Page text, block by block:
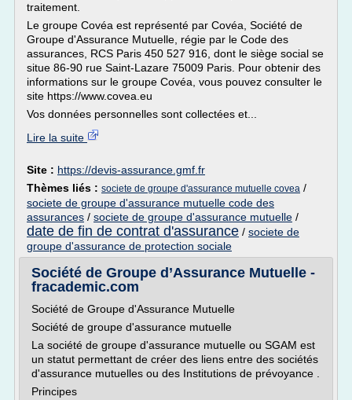
traitement.
Le groupe Covéa est représenté par Covéa, Société de
Groupe d'Assurance Mutuelle, régie par le Code des
assurances, RCS Paris 450 527 916, dont le siège social se
situe 86-90 rue Saint-Lazare 75009 Paris. Pour obtenir des
informations sur le groupe Covéa, vous pouvez consulter le
site https://www.covea.eu
Vos données personnelles sont collectées et...
Lire la suite
Site : https://devis-assurance.gmf.fr
Thèmes liés : societe de groupe d'assurance mutuelle covea /
societe de groupe d'assurance mutuelle code des
assurances / societe de groupe d'assurance mutuelle /
date de fin de contrat d'assurance / societe de
groupe d'assurance de protection sociale
Société de Groupe d’Assurance Mutuelle -
fracademic.com
Société de Groupe d'Assurance Mutuelle
Société de groupe d'assurance mutuelle
La société de groupe d'assurance mutuelle ou SGAM est
un statut permettant de créer des liens entre des sociétés
d'assurance mutuelles ou des Institutions de prévoyance .
Principes